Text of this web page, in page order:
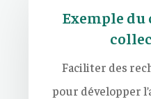
Exemple
Faciliter des
pour développer